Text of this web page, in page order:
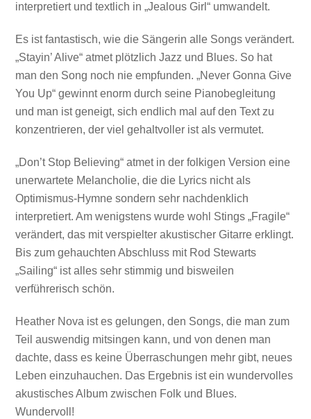
interpretiert und textlich in „Jealous Girl“ umwandelt.
Es ist fantastisch, wie die Sängerin alle Songs verändert.
„Stayin’ Alive“ atmet plötzlich Jazz und Blues. So hat
man den Song noch nie empfunden. „Never Gonna Give
You Up“ gewinnt enorm durch seine Pianobegleitung
und man ist geneigt, sich endlich mal auf den Text zu
konzentrieren, der viel gehaltvoller ist als vermutet.
„Don’t Stop Believing“ atmet in der folkigen Version eine
unerwartete Melancholie, die die Lyrics nicht als
Optimismus-Hymne sondern sehr nachdenklich
interpretiert. Am wenigstens wurde wohl Stings „Fragile“
verändert, das mit verspielter akustischer Gitarre erklingt.
Bis zum gehauchten Abschluss mit Rod Stewarts
„Sailing“ ist alles sehr stimmig und bisweilen
verführerisch schön.
Heather Nova ist es gelungen, den Songs, die man zum
Teil auswendig mitsingen kann, und von denen man
dachte, dass es keine Überraschungen mehr gibt, neues
Leben einzuhauchen. Das Ergebnis ist ein wundervolles
akustisches Album zwischen Folk und Blues.
Wundervoll!